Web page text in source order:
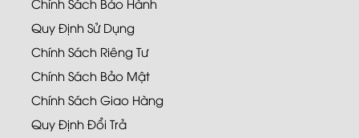
Quy Định Sử Dụng
Chính Sách Riêng Tư
Chính Sách Bảo Mật
Chính Sách Giao Hàng
Quy Định Đổi Trả